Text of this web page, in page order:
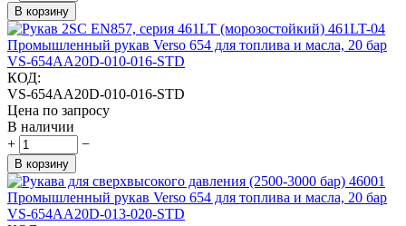
В корзину
Промышленный рукав Verso 654 для топлива и масла, 20 бар
VS-654AA20D-010-016-STD
КОД:
VS-654AA20D-010-016-STD
Цена по запросу
В наличии
+
−
В корзину
Промышленный рукав Verso 654 для топлива и масла, 20 бар
VS-654AA20D-013-020-STD